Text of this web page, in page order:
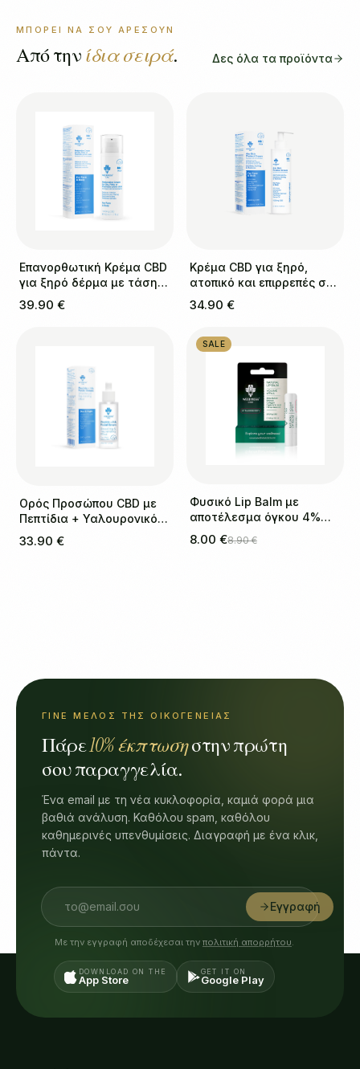
ΜΠΟΡΕΊ ΝΑ ΣΟΥ ΑΡΈΣΟΥΝ
Από τηνίδια σειρά. Δες όλα τα προϊόντα
Επανορθωτική Κρέμα CBD
για ξηρό δέρμα με τάση
ψωρίασης
39.90 €
Κρέμα CBD για ξηρό,
ατοπικό και επιρρεπές σε
έκζεμα δέρμα
34.90 €
Ορός Προσώπου CBD με
Πεπτίδια + Υαλουρονικό
οξύ
33.90 €
SALE
Φυσικό Lip Balm με
αποτέλεσμα όγκου 4%
CBD (Φράουλα)
8.00 €8.90 €
ΓΊΝΕ ΜΈΛΟΣ ΤΗΣ ΟΙΚΟΓΈΝΕΙΑΣ
Πάρε10% έκπτωσηστην πρώτη
σου παραγγελία.
Ένα email με τη νέα κυκλοφορία, καμιά φορά μια
βαθιά ανάλυση. Καθόλου spam, καθόλου
καθημερινές υπενθυμίσεις. Διαγραφή με ένα κλικ,
πάντα.
Εγγραφή
Με την εγγραφή αποδέχεσαι την πολιτική απορρήτου.
DOWNLOAD ON THE
App Store
GET IT ON
Google Play